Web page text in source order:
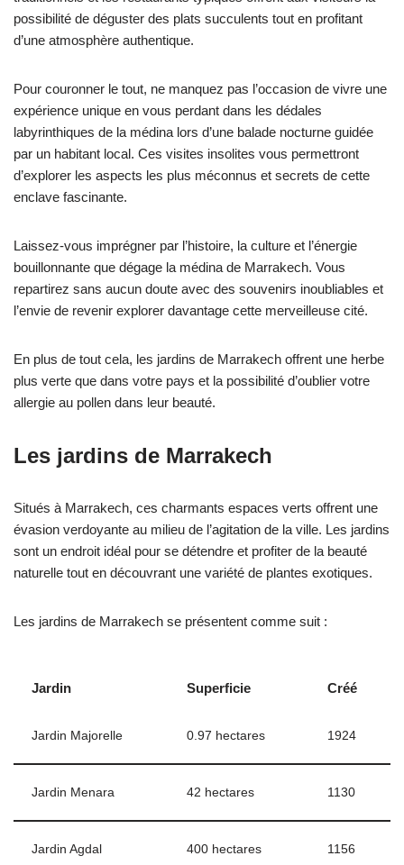
possibilité de déguster des plats succulents tout en profitant
d’une atmosphère authentique.
Pour couronner le tout, ne manquez pas l’occasion de vivre une
expérience unique en vous perdant dans les dédales
labyrinthiques de la médina lors d’une balade nocturne guidée
par un habitant local. Ces visites insolites vous permettront
d’explorer les aspects les plus méconnus et secrets de cette
enclave fascinante.
Laissez-vous imprégner par l’histoire, la culture et l’énergie
bouillonnante que dégage la médina de Marrakech. Vous
repartirez sans aucun doute avec des souvenirs inoubliables et
l’envie de revenir explorer davantage cette merveilleuse cité.
En plus de tout cela, les jardins de Marrakech offrent une herbe
plus verte que dans votre pays et la possibilité d’oublier votre
allergie au pollen dans leur beauté.
Les jardins de Marrakech
Situés à Marrakech, ces charmants espaces verts offrent une
évasion verdoyante au milieu de l’agitation de la ville. Les jardins
sont un endroit idéal pour se détendre et profiter de la beauté
naturelle tout en découvrant une variété de plantes exotiques.
Les jardins de Marrakech se présentent comme suit :
Jardin Superficie Créé
Jardin Majorelle 0.97 hectares 1924
Jardin Menara 42 hectares 1130
Jardin Agdal 400 hectares 1156